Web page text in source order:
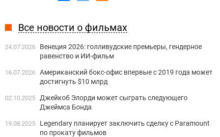
Все новости о фильмах
24.07.2026
Венеция 2026: голливудские премьеры, гендерное
равенство и ИИ-фильм
16.07.2026 Американский бокс-офис впервые с 2019 года может
достигнуть $10 млрд
02.10.2025
Джейкоб Элорди может сыграть следующего
Джеймса Бонда
19.08.2025
Legendary планирует заключить сделку с Paramount
по прокату фильмов